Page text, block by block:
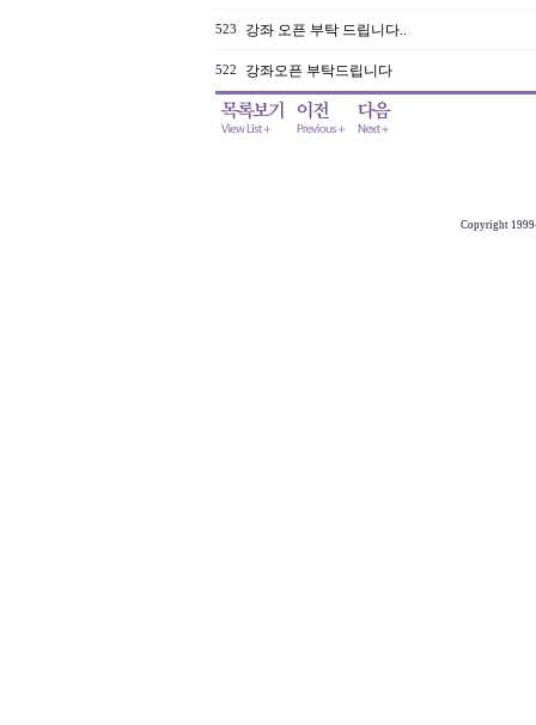
523 강좌 오픈 부탁 드립니다..
522 강좌오픈 부탁드립니다
Copyright